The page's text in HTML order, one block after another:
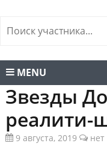
MENU
Звезды
реалити-
9 августа, 2019 нет